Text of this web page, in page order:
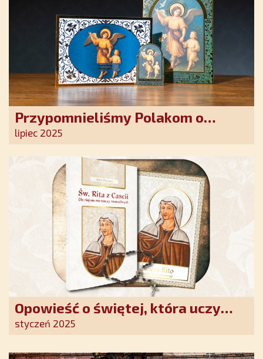
Przypomnieliśmy Polakom o
obecności Anioła Stróża!
lipiec 2025
Opowieść o świętej, która uczy
szczerego oddania się Bogu.
styczeń 2025